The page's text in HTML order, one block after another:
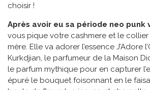
choisir !
Après avoir eu sa période neo punk
vous pique votre cashmere et le
mère. Elle va adorer l’essence J’Adore
Kurkdjian, le parfumeur de la Maison
le parfum mythique pour en capturer
épuré le bouquet foisonnant en le